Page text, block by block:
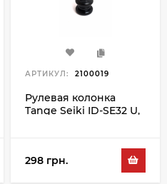
АРТИКУЛ: 2100019
Рулевая колонка
Tange Seiki ID-SE32 U,
298 грн.